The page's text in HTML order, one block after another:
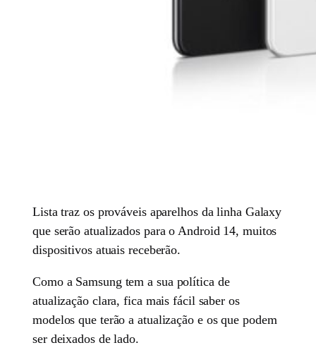
Lista traz os prováveis aparelhos da linha Galaxy
que serão atualizados para o Android 14, muitos
dispositivos atuais receberão.
Como a Samsung tem a sua política de
atualização clara, fica mais fácil saber os
modelos que terão a atualização e os que podem
ser deixados de lado.